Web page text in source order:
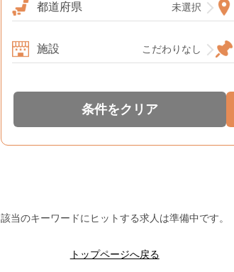
都道府県 未選択
施設 こだわりなし
条件をクリア
該当のキーワードにヒットする求人は準備中です。
トップページへ戻る